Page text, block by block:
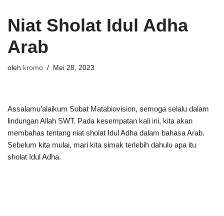
Niat Sholat Idul Adha
Arab
oleh kromo Mei 28, 2023
Assalamu’alaikum Sobat Matabiovision, semoga selalu dalam
lindungan Allah SWT. Pada kesempatan kali ini, kita akan
membahas tentang niat sholat Idul Adha dalam bahasa Arab.
Sebelum kita mulai, mari kita simak terlebih dahulu apa itu
sholat Idul Adha.